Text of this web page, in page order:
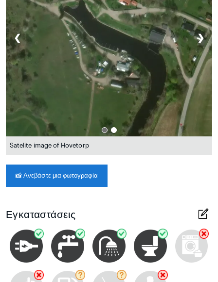
❮ ❯
Satelite image of Hovetorp
📸 Ανεβάστε μια φωτογραφία
Εγκαταστάσεις